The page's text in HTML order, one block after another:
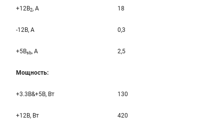
+12B2, A 18
-12B, A 0,3
+5Bsb, A 2,5
Мощность:
+3.3B&+5B, Вт 130
+12B, Вт 420